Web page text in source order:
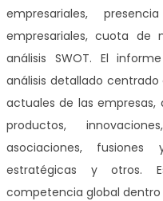
empresariales,
empresariales, cuota de
análisis SWOT. El
análisis detallado
actuales de las empresas,
productos,
asociaciones, fusiones
estratégicas y otros.
competencia global